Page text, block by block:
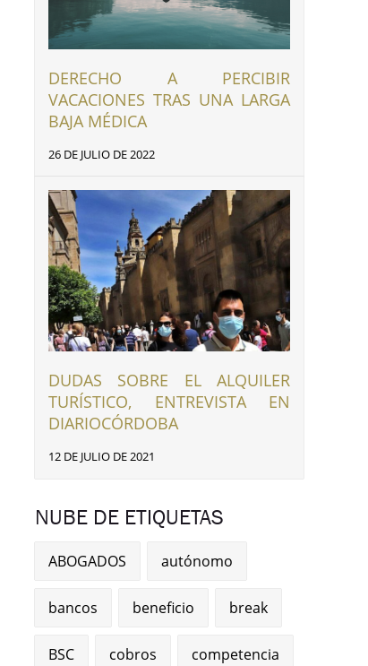
DERECHO A PERCIBIR
VACACIONES TRAS UNA LARGA
BAJA MÉDICA
26 DE JULIO DE 2022
DUDAS SOBRE EL ALQUILER
TURÍSTICO, ENTREVISTA EN
DIARIOCÓRDOBA
12 DE JULIO DE 2021
NUBE DE ETIQUETAS
ABOGADOS autónomo
bancos beneficio break
BSC cobros competencia